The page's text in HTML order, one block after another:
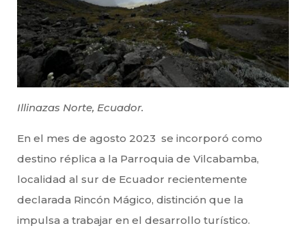
Illinazas Norte, Ecuador.
En el mes de agosto 2023 se incorporó como
destino réplica a la Parroquia de Vilcabamba,
localidad al sur de Ecuador recientemente
declarada Rincón Mágico, distinción que la
impulsa a trabajar en el desarrollo turístico.